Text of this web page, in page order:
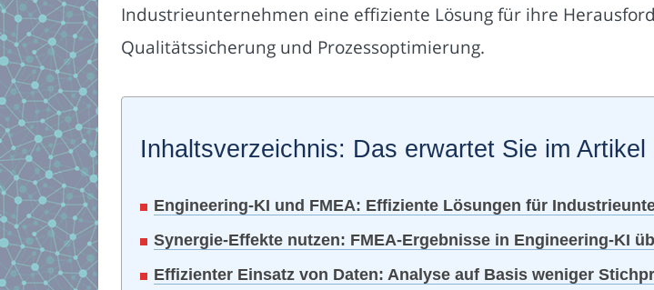
Industrieunternehmen eine effiziente Lösung für ihre
Qualitätssicherung und Prozessoptimierung.
Inhaltsverzeichnis: Das erwartet Sie im Artikel
Engineering-KI und FMEA: Effiziente Lösungen für
Synergie-Effekte nutzen: FMEA-Ergebnisse in Engineering-KI
Effizienter Einsatz von Daten: Analyse auf Basis weniger